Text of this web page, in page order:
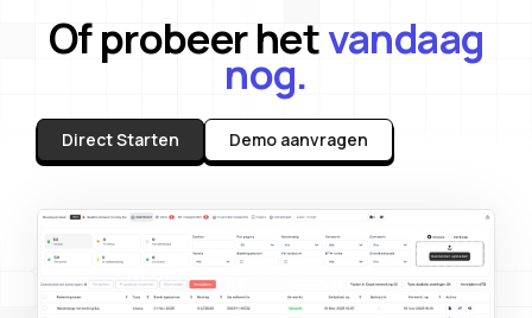
Of probeer hetvandaag
nog.
Direct Starten Demo aanvragen